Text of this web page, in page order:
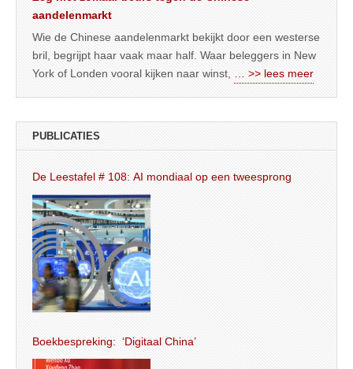
aandelenmarkt
Wie de Chinese aandelenmarkt bekijkt door een westerse
bril, begrijpt haar vaak maar half. Waar beleggers in New
York of Londen vooral kijken naar winst,
… >> lees meer
PUBLICATIES
De Leestafel # 108: AI mondiaal op een tweesprong
Boekbespreking: ‘Digitaal China’